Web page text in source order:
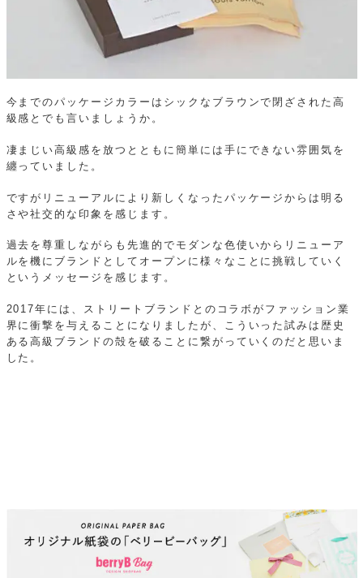
今までのパッケージカラーはシックなブラウンで閉ざされた高
級感とでも言いましょうか。
凄まじい高級感を放つとともに簡単には手にできない雰囲気を
纏っていました。
ですがリニューアルにより新しくなったパッケージからは明る
さや社交的な印象を感じます。
過去を尊重しながらも先進的でモダンな色使いからリニューア
ルを機にブランドとしてオープンに様々なことに挑戦していく
というメッセージを感じます。
2017年には、ストリートブランドとのコラボがファッション業
界に衝撃を与えることになりましたが、こういった試みは歴史
ある高級ブランドの殻を破ることに繋がっていくのだと思いま
した。